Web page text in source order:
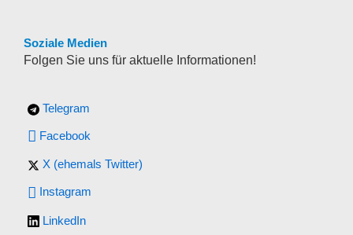
Soziale Medien
Folgen Sie uns für aktuelle Informationen!
Telegram
Facebook
X (ehemals Twitter)
Instagram
LinkedIn